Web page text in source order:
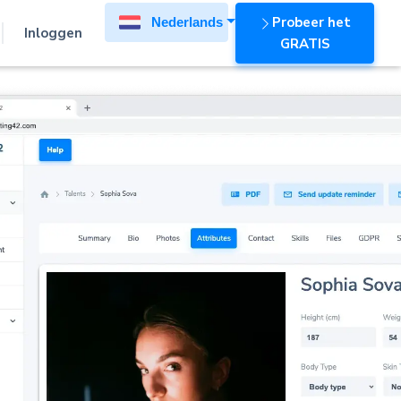
Inloggen
Nederlands
Probeer het
GRATIS